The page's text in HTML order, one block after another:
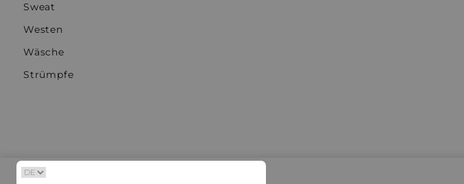
Sweat
Westen
Wäsche
Strümpfe